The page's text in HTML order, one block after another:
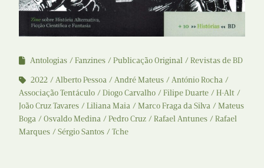
Antologias Fanzines Publicação Original
Revistas de BD
2022
Alberto Pessoa André Mateus
António Rocha
Associação Tentáculo
Diogo Carvalho Filipe Duarte
H-Alt
João Cruz Tavares
Liliana Maia Marco Fraga da Silva
Mateus
Boga
Osvaldo Medina Pedro Cruz Rafael Antunes
Rafael
Marques
Sérgio Santos Tche